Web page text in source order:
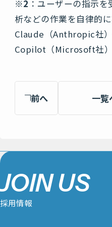
※2 ：ユーザーの指示
析などの作業を自律的
Claude（Anthropic社
Copilot（Microsoft社）
前へ 一覧
JOIN US
採用情報